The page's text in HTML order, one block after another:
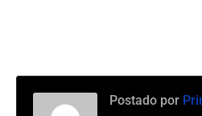
Postado por